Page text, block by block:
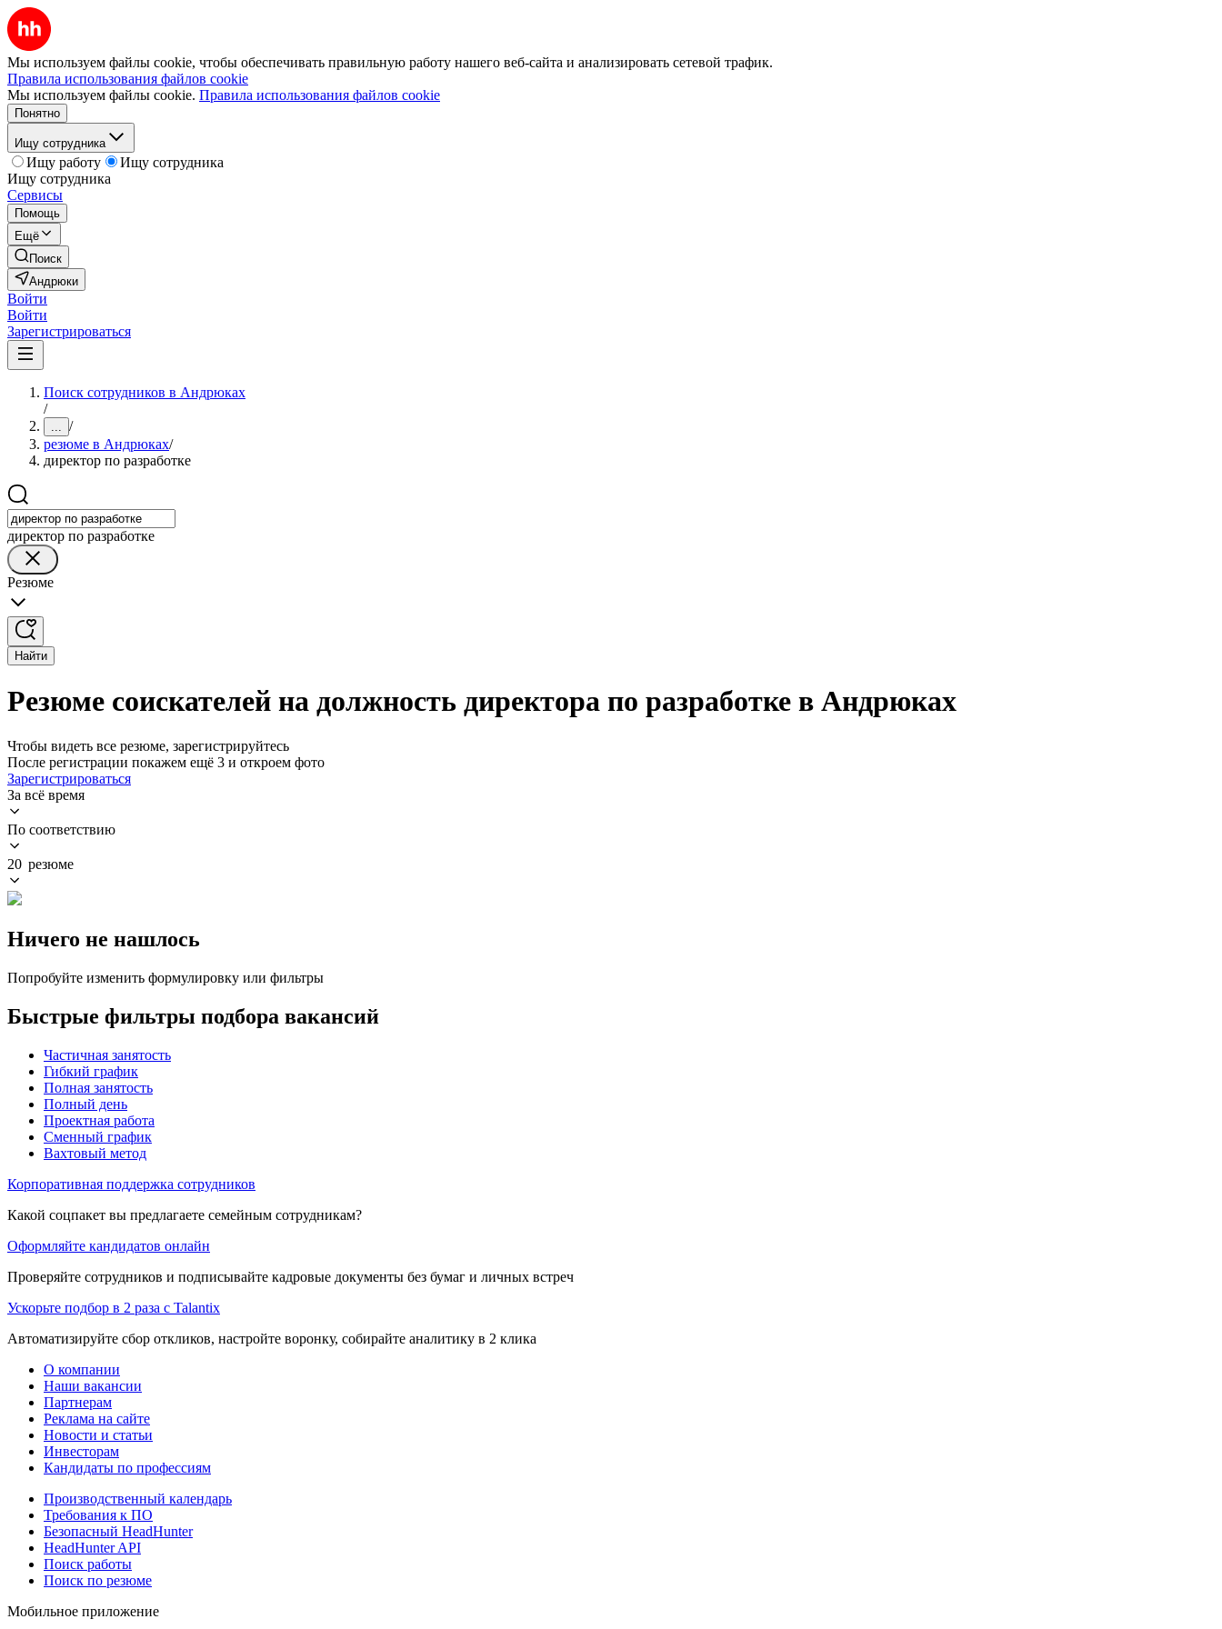
Мы используем файлы cookie, чтобы обеспечивать правильную работу нашего веб-сайта и анализировать сетевой трафик.
Правила использования файлов cookie
Мы используем файлы cookie. Правила использования файлов cookie
Понятно
Ищу сотрудника
Ищу работу
Ищу сотрудника
Ищу сотрудника
Сервисы
Помощь
Ещё
Поиск
Андрюки
Войти
Войти
Зарегистрироваться
Поиск сотрудников в Андрюках
/
... /
резюме в Андрюках/
директор по разработке
директор по разработке
Резюме
Найти
Резюме соискателей на должность директора по разработке в Андрюках
Чтобы видеть все резюме, зарегистрируйтесь
После регистрации покажем ещё 3 и откроем фото
Зарегистрироваться
За всё время
По соответствию
20 резюме
Ничего не нашлось
Попробуйте изменить формулировку или фильтры
Быстрые фильтры подбора вакансий
Частичная занятость
Гибкий график
Полная занятость
Полный день
Проектная работа
Сменный график
Вахтовый метод
Корпоративная поддержка сотрудников
Какой соцпакет вы предлагаете семейным сотрудникам?
Оформляйте кандидатов онлайн
Проверяйте сотрудников и подписывайте кадровые документы без бумаг и личных встреч
Ускорьте подбор в 2 раза с Talantix
Автоматизируйте сбор откликов, настройте воронку, собирайте аналитику в 2 клика
О компании
Наши вакансии
Партнерам
Реклама на сайте
Новости и статьи
Инвесторам
Кандидаты по профессиям
Производственный календарь
Требования к ПО
Безопасный HeadHunter
HeadHunter API
Поиск работы
Поиск по резюме
Мобильное приложение